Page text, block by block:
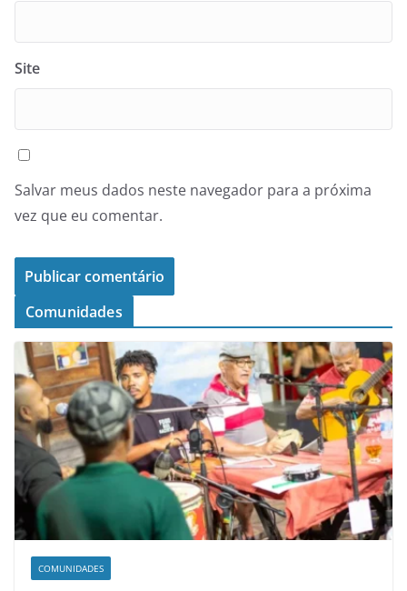
Site
Salvar meus dados neste navegador para a próxima
vez que eu comentar.
Comunidades
COMUNIDADES